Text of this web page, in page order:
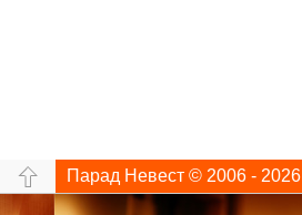
Парад Невест © 2006 - 2026